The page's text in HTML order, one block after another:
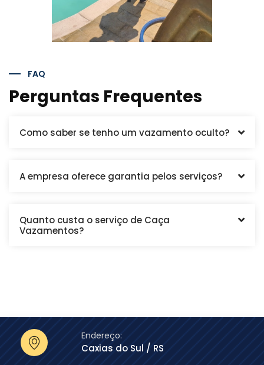
FAQ
Perguntas Frequentes
Como saber se tenho um vazamento oculto?
A empresa oferece garantia pelos serviços?
Quanto custa o serviço de Caça
Vazamentos?
Endereço:
Caxias do Sul / RS